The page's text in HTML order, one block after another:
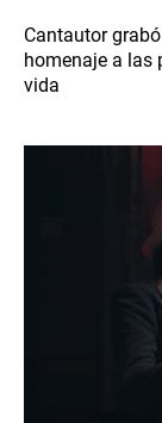
Cantautor
homenaje a las
vida